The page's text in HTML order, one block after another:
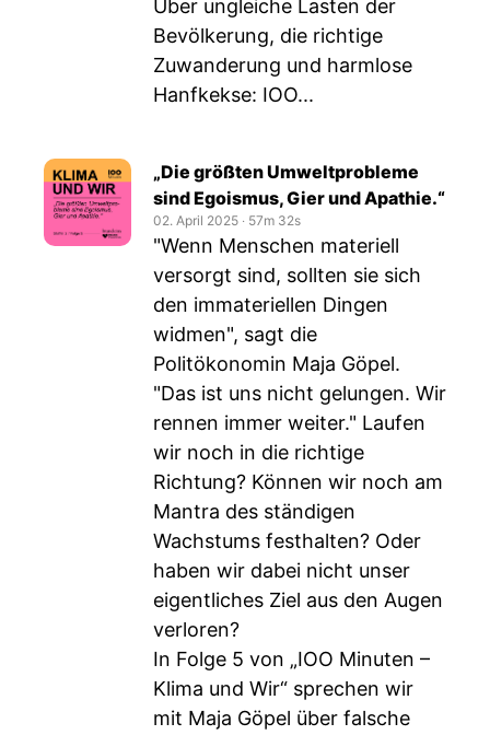
Über ungleiche Lasten der
Bevölkerung, die richtige
Zuwanderung und harmlose
Hanfkekse: IOO...
„Die größten Umweltprobleme
sind Egoismus, Gier und Apathie.“
02. April 2025 ‧ 57m 32s
"Wenn Menschen materiell
versorgt sind, sollten sie sich
den immateriellen Dingen
widmen", sagt die
Politökonomin Maja Göpel.
"Das ist uns nicht gelungen. Wir
rennen immer weiter." Laufen
wir noch in die richtige
Richtung? Können wir noch am
Mantra des ständigen
Wachstums festhalten? Oder
haben wir dabei nicht unser
eigentliches Ziel aus den Augen
verloren?
In Folge 5 von „IOO Minuten –
Klima und Wir“ sprechen wir
mit Maja Göpel über falsche